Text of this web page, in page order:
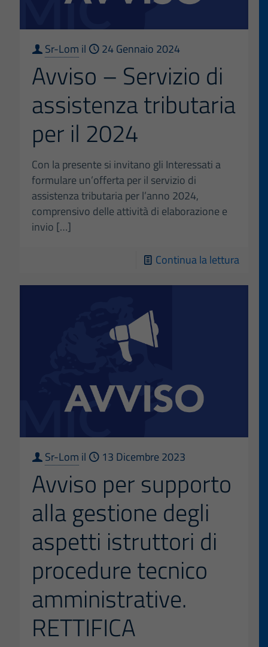
Sr-Lom il 24 Gennaio 2024
Avviso – Servizio di
assistenza tributaria
per il 2024
Con la presente si invitano gli Interessati a
formulare un’offerta per il servizio di
assistenza tributaria per l’anno 2024,
comprensivo delle attività di elaborazione e
invio […]
Continua la lettura-
Sr-Lom il 13 Dicembre 2023
Avviso per supporto
alla gestione degli
aspetti istruttori di
procedure tecnico
amministrative.
RETTIFICA